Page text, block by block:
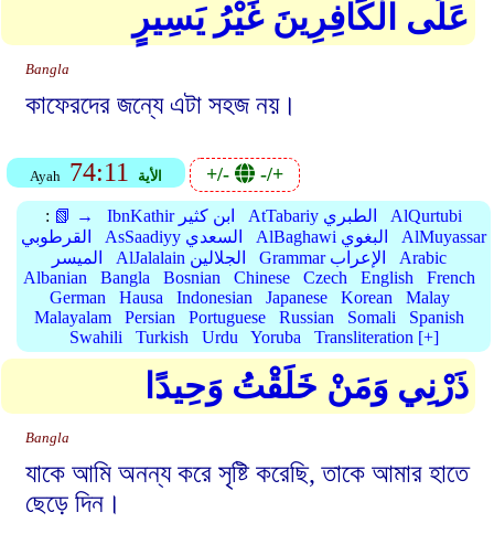
عَلَى الْكَافِرِينَ غَيْرُ يَسِيرٍ
Bangla
কাফেরদের জন্যে এটা সহজ নয়।
Ayah 74:11 الأية +/- -/+
: 📗 → IbnKathir ابن كثير AtTabariy الطبري
AlQurtubi
القرطوبي
AsSaadiyy السعدي AlBaghawi البغوي
AlMuyassar
الميسر
AlJalalain الجلالين Grammar الإعراب
Arabic
Albanian
Bangla Bosnian Chinese Czech English
French
German
Hausa Indonesian Japanese Korean
Malay
Malayalam
Persian Portuguese Russian Somali
Spanish
Swahili
Turkish Urdu Yoruba Transliteration [+]
ذَرْنِي وَمَنْ خَلَقْتُ وَحِيدًا
Bangla
যাকে আমি অনন্য করে সৃষ্টি করেছি, তাকে আমার হাতে
ছেড়ে দিন।